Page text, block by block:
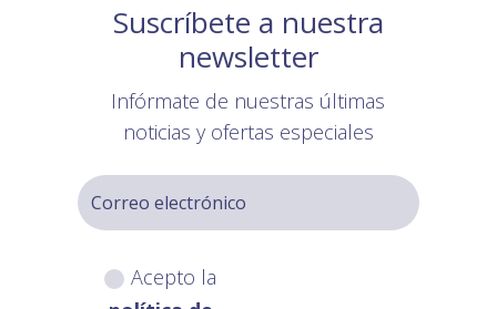
Suscríbete a nuestra
newsletter
Infórmate de nuestras últimas
noticias y ofertas especiales
Acepto la